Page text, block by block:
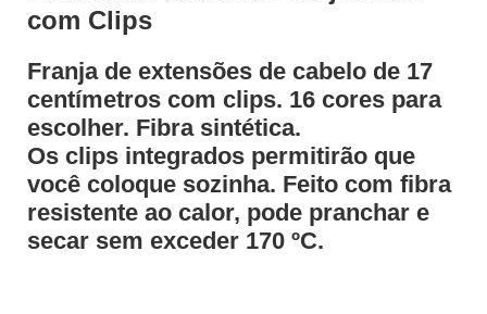
com Clips
Franja de extensões de cabelo de 17
centímetros com clips. 16 cores para
escolher. Fibra sintética.
Os clips integrados permitirão que
você coloque sozinha. Feito com fibra
resistente ao calor, pode pranchar e
secar sem exceder 170 ºC.